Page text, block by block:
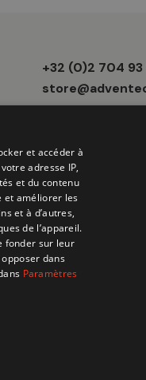
Informations
boutique
+32 (0)2 704
et accéder à
adresse IP,
et du contenu
et améliorer les
et à d’autres,
de l’appareil.
fonder sur leur
dans
Paramètres